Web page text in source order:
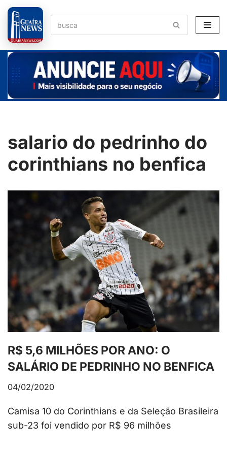
Pular
para
o
conteúdo
salario do pedrinho do
corinthians no benfica
R$ 5,6 MILHÕES POR ANO: O
SALÁRIO DE PEDRINHO NO BENFICA
04/02/2020
Camisa 10 do Corinthians e da Seleção Brasileira
sub-23 foi vendido por R$ 96 milhões